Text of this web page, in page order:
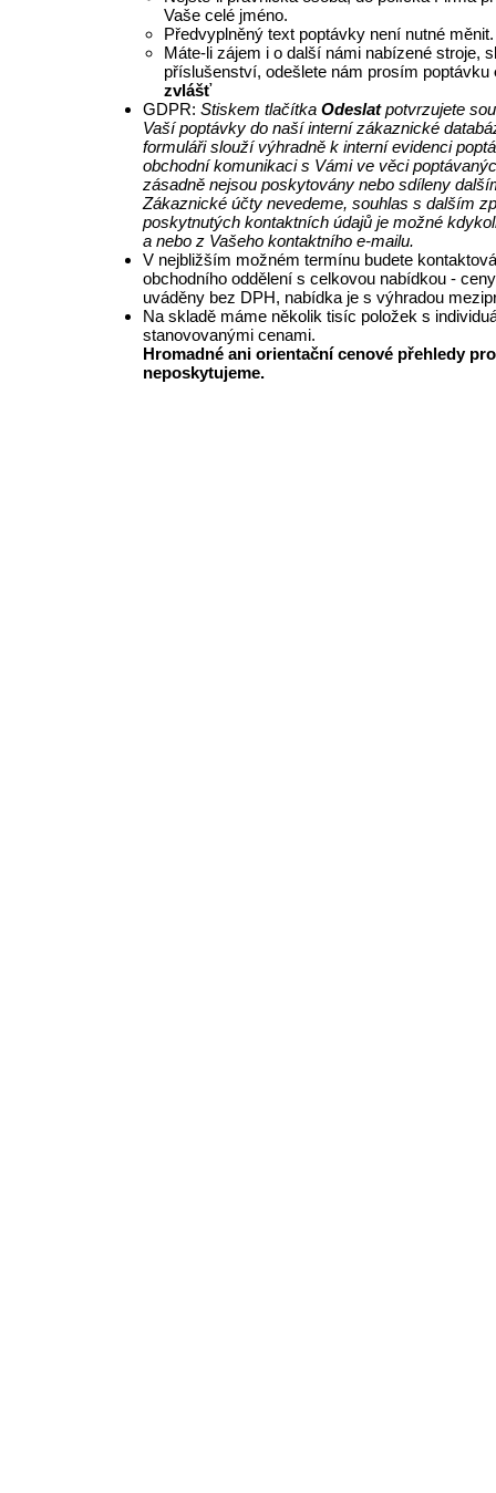
Vaše celé jméno.
Předvyplněný text poptávky není nutné měnit.
Máte-li zájem i o další námi nabízené stroje,
příslušenství, odešlete nám prosím poptávku
zvlášť
GDPR: Stiskem tlačítka Odeslatpotvrzujete
Vaší poptávky do naší interní zákaznické
formuláři slouží výhradně k interní evidenci
obchodní komunikaci s Vámi ve věci
zásadně nejsou poskytovány nebo sdíleny
Zákaznické účty nevedeme, souhlas s dalším
poskytnutých kontaktních údajů je možné
a nebo z Vašeho kontaktního e-mailu.
V nejbližším možném termínu budete
obchodního oddělení s celkovou nabídkou -
uváděny bez DPH, nabídka je s výhradou
Na skladě máme několik tisíc položek s
stanovovanými cenami.
Hromadné ani orientační cenové přehledy
neposkytujeme.